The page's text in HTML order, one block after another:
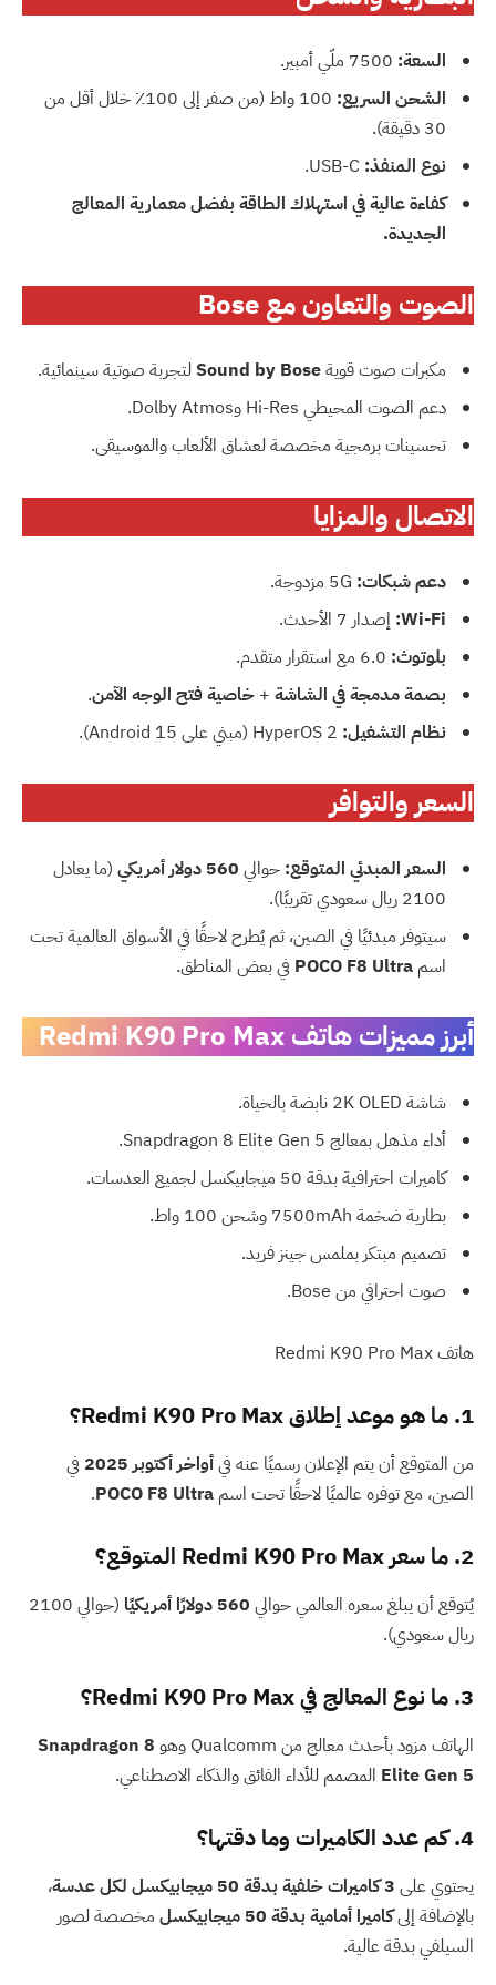
السعة:
الشحن السريع:
‎100‎ واط (من صفر إلى ‎100‎٪ خلال أقل من
‎30‎ دقيقة).
نوع المنفذ:
كفاءة عالية في استهلاك الطاقة بفضل معمارية المعالج
الجديدة.
الصوت والتعاون مع Bose
مكبرات صوت قويةSound by Bose لتجربة صوتية سينمائية.
دعم الصوت المحيطي Hi-Res وDolby Atmos.
تحسينات برمجية مخصصة لعشاق الألعاب والموسيقى.
الاتصال والمزايا
دعم شبكات:
Wi-Fi: إصدار 7 الأحدث.
بلوتوث:
بصمة مدمجة في الشاشة + خاصية فتح الوجه الآمن.
نظام التشغيل:
السعر والتوافر
السعر المبدئي المتوقع: حوالي 560 دولار أمريكي
(ما يعادل
2100 ريال سعودي تقريبًا).
سيتوفر مبدئيًا في الصين، ثم يُطرح لاحقًا في الأسواق العالمية تحت
اسم POCO F8 Ultra في بعض المناطق.
أبرز مميزات هاتف Redmi K90 Pro Max
شاشة 2K OLED نابضة بالحياة.
أداء مذهل بمعالج Snapdragon 8 Elite Gen 5.
كاميرات احترافية بدقة 50 ميجابيكسل لجميع العدسات.
بطارية ضخمة 7500mAh وشحن 100 واط.
تصميم مبتكر بملمس جينز فريد.
صوت احترافي من Bose.
هاتف Redmi K90 Pro Max
1. ما هو موعد إطلاق Redmi K90 Pro Max؟
من المتوقع أن يتم الإعلان رسميًا عنه فيأواخر أكتوبر 2025
في
الصين، مع توفره عالميًا لاحقًا تحت اسم POCO F8 Ultra
.
2. ما سعر Redmi K90 Pro Max المتوقع؟
يُتوقع أن يبلغ سعره العالمي حوالي 560 دولارًا أمريكيًا
(حوالي 2100
ريال سعودي).
3. ما نوع المعالج في Redmi K90 Pro Max؟
الهاتف مزود بأحدث معالج من Qualcomm وهو
Snapdragon 8
Elite Gen 5 المصمم للأداء الفائق والذكاء الاصطناعي.
4. كم عدد الكاميرات وما دقتها؟
يحتوي على 3 كاميرات خلفية بدقة 50 ميجابيكسل لكل عدسة
،
بالإضافة إلىكاميرا أمامية بدقة 50 ميجابيكسل
مخصصة لصور
السيلفي بدقة عالية.